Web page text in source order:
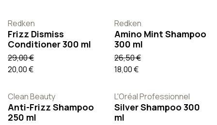
Redken
Frizz Dismiss
Conditioner 300 ml
29,00 €
20,00 €
Redken
Amino Mint Shampoo
300 ml
26,50 €
18,00 €
Clean Beauty
Anti-Frizz Shampoo
250 ml
L'Oréal Professionnel
Silver Shampoo 300
ml